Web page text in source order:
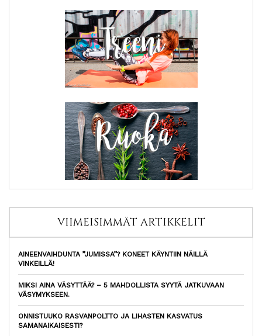
VIIMEISIMMÄT ARTIKKELIT
AINEENVAIHDUNTA ”JUMISSA”? KONEET KÄYNTIIN NÄILLÄ
VINKEILLÄ!
MIKSI AINA VÄSYTTÄÄ? – 5 MAHDOLLISTA SYYTÄ JATKUVAAN
VÄSYMYKSEEN.
ONNISTUUKO RASVANPOLTTO JA LIHASTEN KASVATUS
SAMANAIKAISESTI?